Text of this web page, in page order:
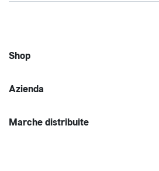
Shop
Azienda
Marche distribuite